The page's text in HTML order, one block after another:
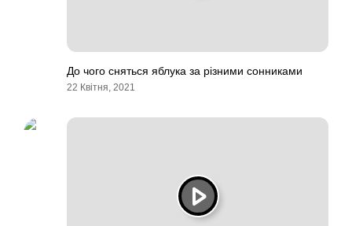
До чого сняться яблука за різними сонниками
22 Квітня, 2021